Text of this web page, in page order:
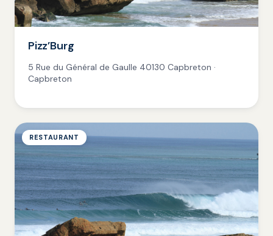
Pizz’Burg
5 Rue du Général de Gaulle 40130 Capbreton ·
Capbreton
RESTAURANT